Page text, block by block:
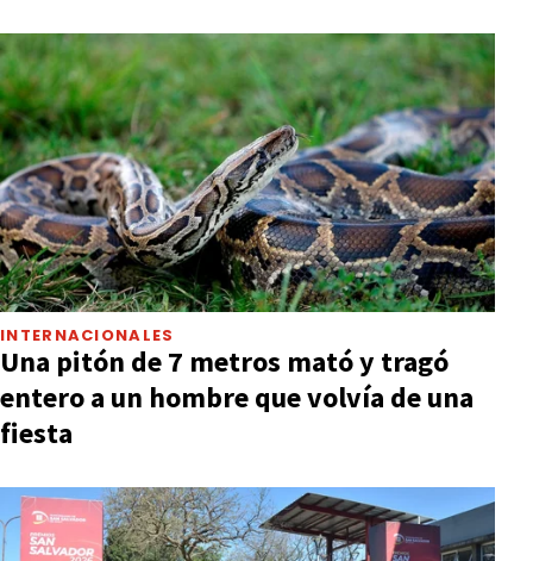
INTERNACIONALES
Una pitón de 7 metros mató y tragó
entero a un hombre que volvía de una
fiesta